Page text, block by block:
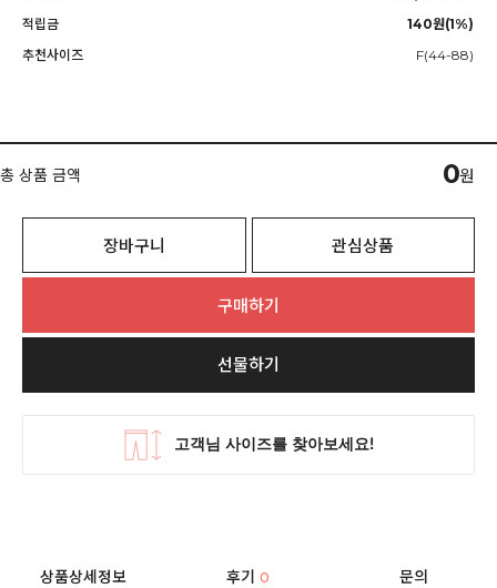
적립금
140원(1%)
추천사이즈
F(44-88)
총 상품 금액 0원
장바구니 관심상품
구매하기
선물하기
상품상세정보 후기0 문의